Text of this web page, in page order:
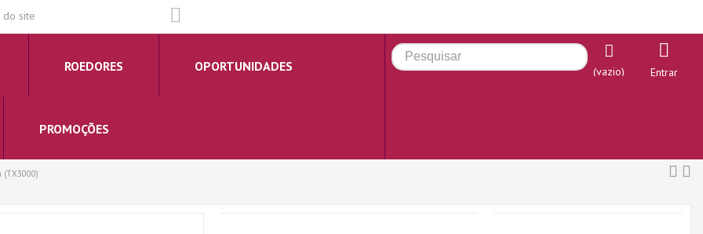
do site
ROEDORES OPORTUNIDADES
PROMOÇÕES
(vazio) Entrar
(TX3000)